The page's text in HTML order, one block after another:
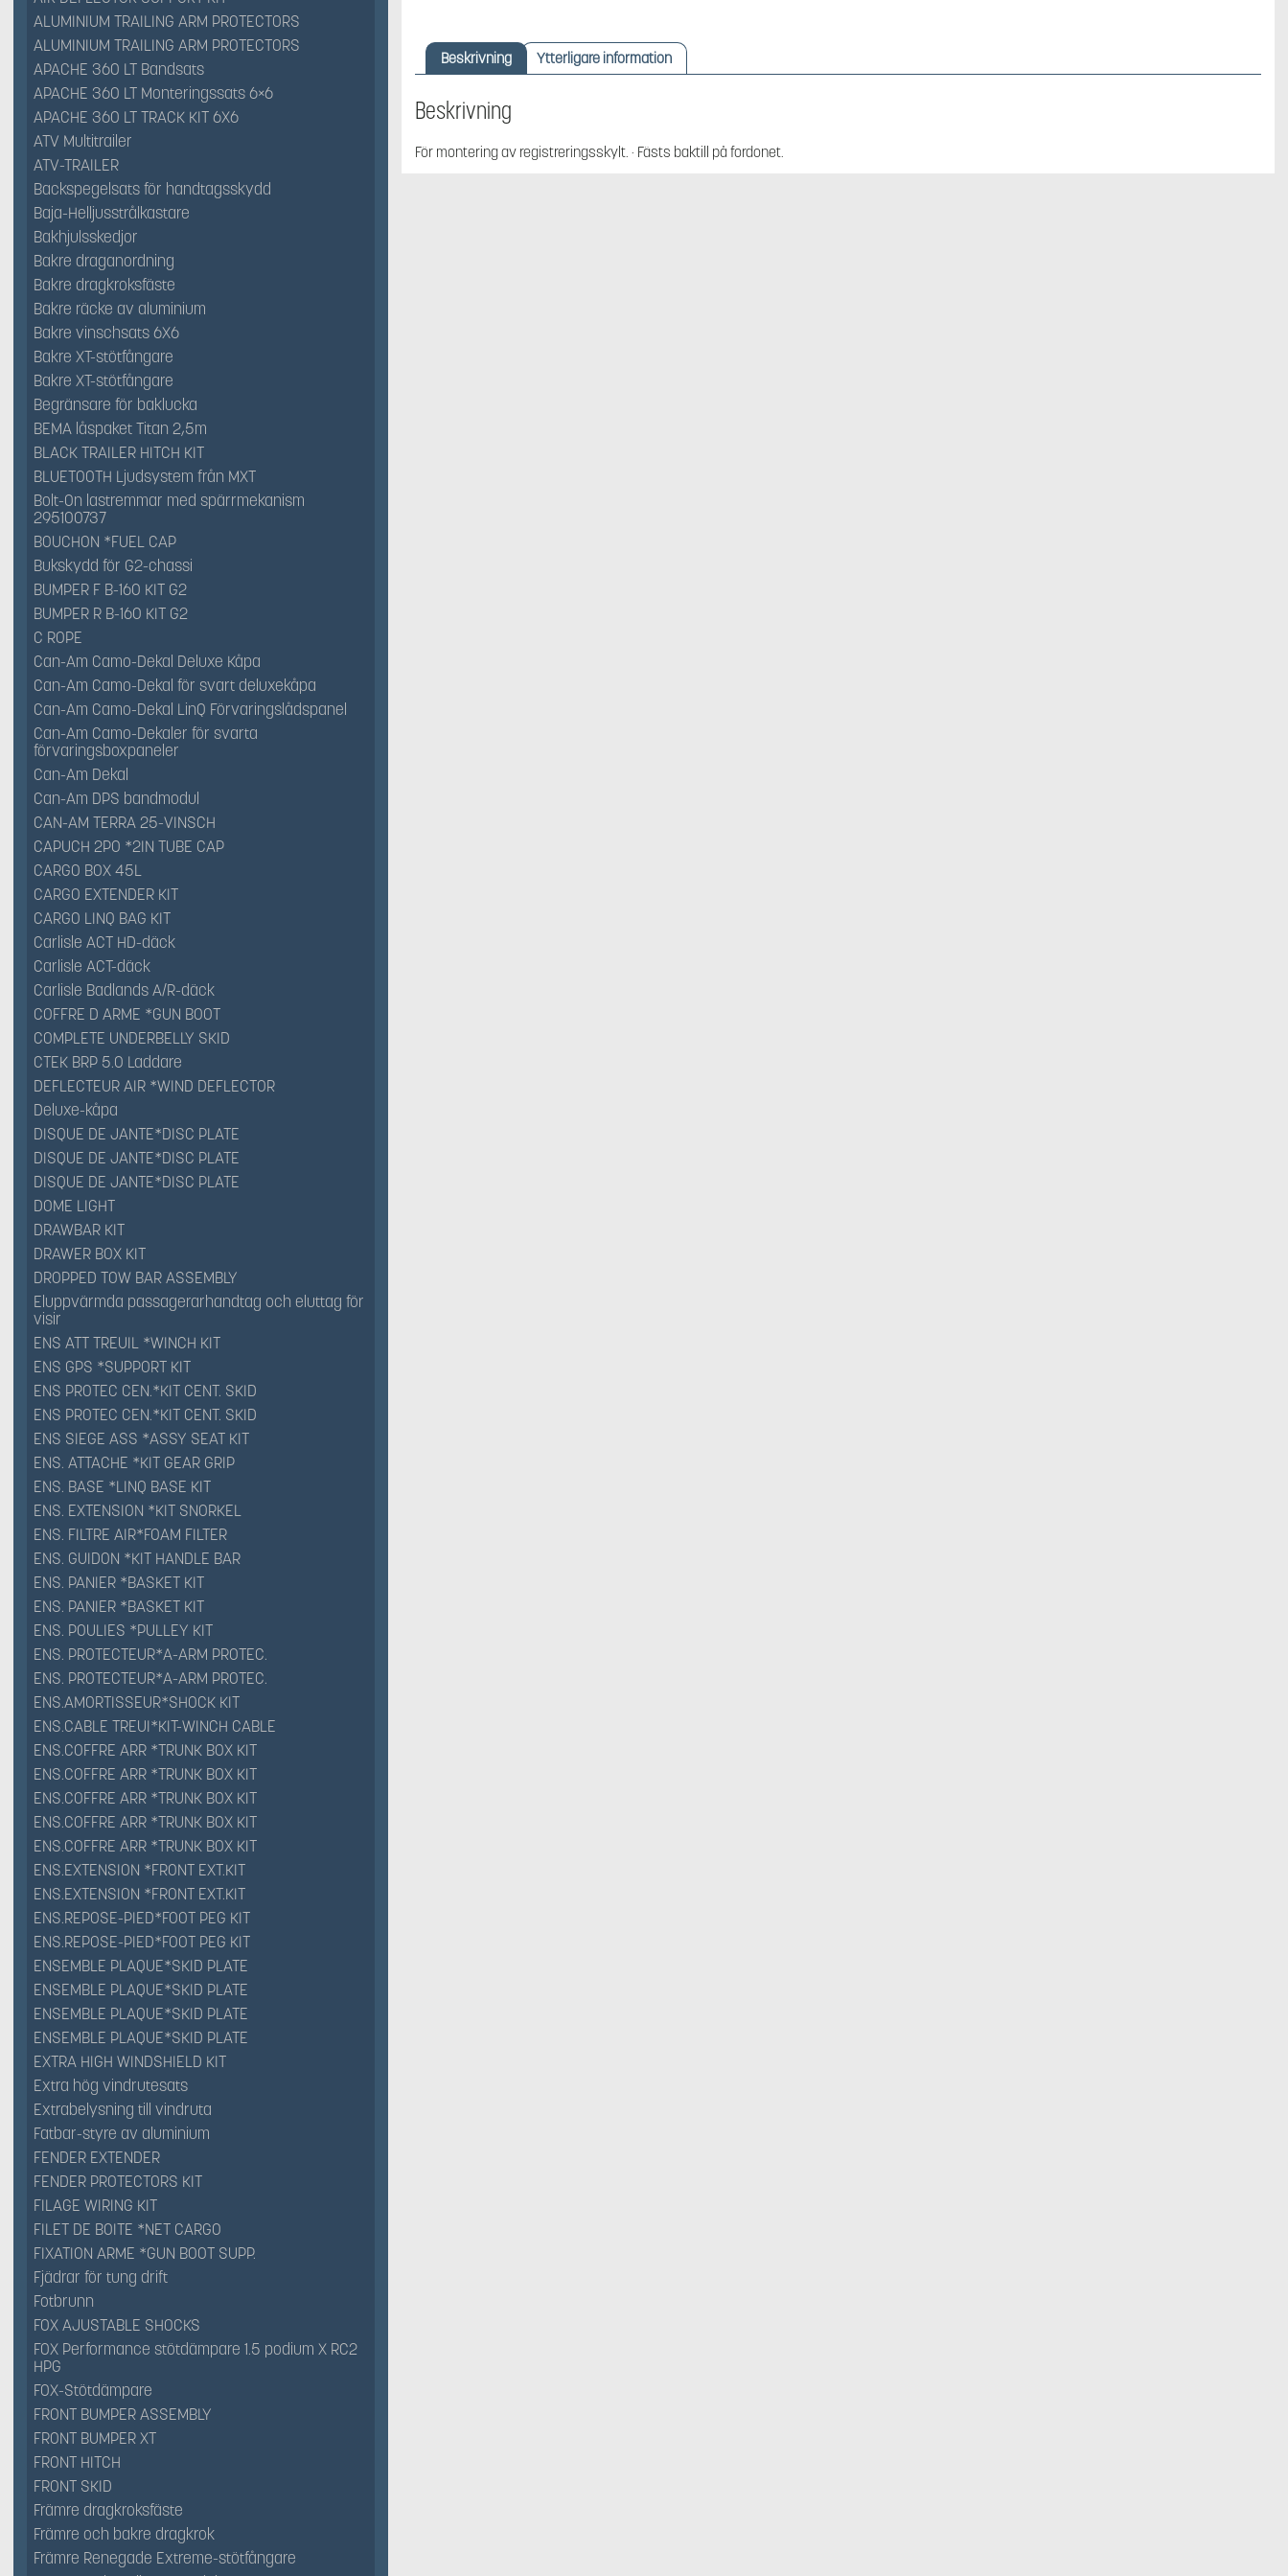
ALUMINIUM TRAILING ARM PROTECTORS
ALUMINIUM TRAILING ARM PROTECTORS
APACHE 360 LT Bandsats
APACHE 360 LT Monteringssats 6×6
APACHE 360 LT TRACK KIT 6X6
ATV Multitrailer
ATV-TRAILER
Backspegelsats för handtagsskydd
Baja-Helljusstrålkastare
Bakhjulsskedjor
Bakre draganordning
Bakre dragkroksfäste
Bakre räcke av aluminium
Bakre vinschsats 6X6
Bakre XT-stötfångare
Bakre XT-stötfångare
Begränsare för baklucka
BEMA låspaket Titan 2,5m
BLACK TRAILER HITCH KIT
BLUETOOTH Ljudsystem från MXT
Bolt-On lastremmar med spärrmekanism
295100737
BOUCHON *FUEL CAP
Bukskydd för G2-chassi
BUMPER F B-160 KIT G2
BUMPER R B-160 KIT G2
C ROPE
Can-Am Camo-Dekal Deluxe Kåpa
Can-Am Camo-Dekal för svart deluxekåpa
Can-Am Camo-Dekal LinQ Förvaringslådspanel
Can-Am Camo-Dekaler för svarta
förvaringsboxpaneler
Can-Am Dekal
Can-Am DPS bandmodul
CAN-AM TERRA 25-VINSCH
CAPUCH 2PO *2IN TUBE CAP
CARGO BOX 45L
CARGO EXTENDER KIT
CARGO LINQ BAG KIT
Carlisle ACT HD-däck
Carlisle ACT-däck
Carlisle Badlands A/R-däck
COFFRE D ARME *GUN BOOT
COMPLETE UNDERBELLY SKID
CTEK BRP 5.0 Laddare
DEFLECTEUR AIR *WIND DEFLECTOR
Deluxe-kåpa
DISQUE DE JANTE*DISC PLATE
DISQUE DE JANTE*DISC PLATE
DISQUE DE JANTE*DISC PLATE
DOME LIGHT
DRAWBAR KIT
DRAWER BOX KIT
DROPPED TOW BAR ASSEMBLY
Eluppvärmda passagerarhandtag och eluttag för
visir
ENS ATT TREUIL *WINCH KIT
ENS GPS *SUPPORT KIT
ENS PROTEC CEN.*KIT CENT. SKID
ENS PROTEC CEN.*KIT CENT. SKID
ENS SIEGE ASS *ASSY SEAT KIT
ENS. ATTACHE *KIT GEAR GRIP
ENS. BASE *LINQ BASE KIT
ENS. EXTENSION *KIT SNORKEL
ENS. FILTRE AIR*FOAM FILTER
ENS. GUIDON *KIT HANDLE BAR
ENS. PANIER *BASKET KIT
ENS. PANIER *BASKET KIT
ENS. POULIES *PULLEY KIT
ENS. PROTECTEUR*A-ARM PROTEC.
ENS. PROTECTEUR*A-ARM PROTEC.
ENS.AMORTISSEUR*SHOCK KIT
ENS.CABLE TREUI*KIT-WINCH CABLE
ENS.COFFRE ARR *TRUNK BOX KIT
ENS.COFFRE ARR *TRUNK BOX KIT
ENS.COFFRE ARR *TRUNK BOX KIT
ENS.COFFRE ARR *TRUNK BOX KIT
ENS.COFFRE ARR *TRUNK BOX KIT
ENS.EXTENSION *FRONT EXT.KIT
ENS.EXTENSION *FRONT EXT.KIT
ENS.REPOSE-PIED*FOOT PEG KIT
ENS.REPOSE-PIED*FOOT PEG KIT
ENSEMBLE PLAQUE*SKID PLATE
ENSEMBLE PLAQUE*SKID PLATE
ENSEMBLE PLAQUE*SKID PLATE
ENSEMBLE PLAQUE*SKID PLATE
EXTRA HIGH WINDSHIELD KIT
Extra hög vindrutesats
Extrabelysning till vindruta
Fatbar-styre av aluminium
FENDER EXTENDER
FENDER PROTECTORS KIT
FILAGE WIRING KIT
FILET DE BOITE *NET CARGO
FIXATION ARME *GUN BOOT SUPP.
Fjädrar för tung drift
Fotbrunn
FOX AJUSTABLE SHOCKS
FOX Performance stötdämpare 1.5 podium X RC2
HPG
FOX-Stötdämpare
FRONT BUMPER ASSEMBLY
FRONT BUMPER XT
FRONT HITCH
FRONT SKID
Främre dragkroksfäste
Främre och bakre dragkrok
Främre Renegade Extreme-stötfångare
Beskrivning Ytterligare information
Beskrivning
För montering av registreringsskylt. · Fästs baktill på fordonet.